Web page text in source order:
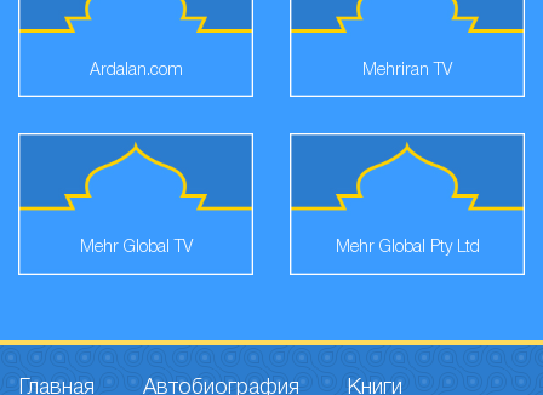
Ardalan.com Mehriran TV
Mehr Global TV Mehr Global Pty Ltd
Главная Автобиография Книги